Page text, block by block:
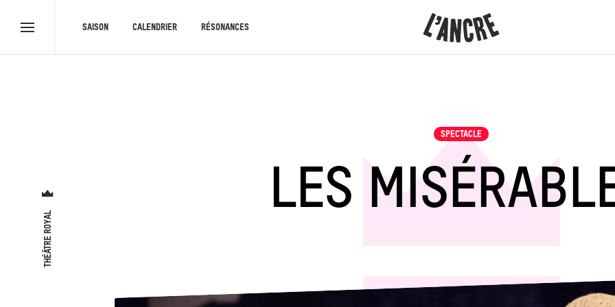
THÉÂTRE ROYAL
Menu
RACCOURCIS
SAISON CALENDRIER RÉSONANCES
LES
SPECTACLE